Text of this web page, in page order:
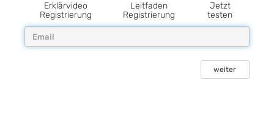
Erklärvideo
Registrierung
Leitfaden
Registrierung
Jetzt
testen